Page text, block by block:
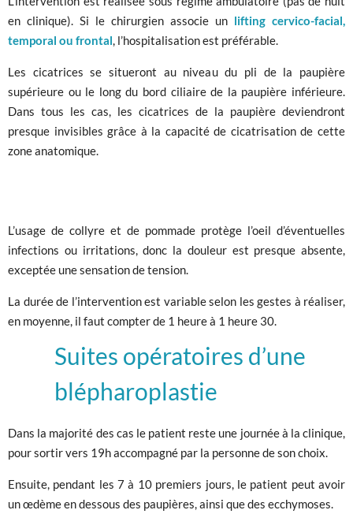
en clinique). Si le chirurgien associe un lifting cervico-facial,
temporal ou frontal , l’hospitalisation est préférable.
Les cicatrices se situeront au niveau du pli de la paupière
supérieure ou le long du bord ciliaire de la paupière inférieure.
Dans tous les cas, les cicatrices de la paupière deviendront
presque invisibles grâce à la capacité de cicatrisation de cette
zone anatomique.
L’usage de collyre et de pommade protège l’oeil d’éventuelles
infections ou irritations, donc la douleur est presque absente,
exceptée une sensation de tension.
La durée de l’intervention est variable selon les gestes à réaliser,
en moyenne, il faut compter de 1 heure à 1 heure 30.
Suites opératoires d’une
blépharoplastie
Dans la majorité des cas le patient reste une journée à la clinique,
pour sortir vers 19h accompagné par la personne de son choix.
Ensuite, pendant les 7 à 10 premiers jours, le patient peut avoir
un œdème en dessous des paupières, ainsi que des ecchymoses.